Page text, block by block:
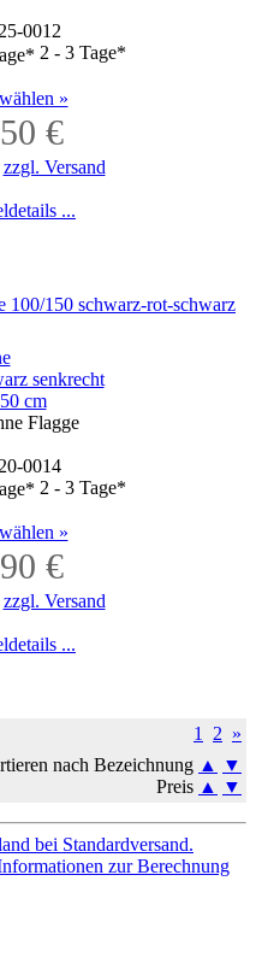
0012
2 - 3 Tage*
»
€
zzgl. Versand
...
senkrecht
cm
Flagge
0014
2 - 3 Tage*
»
€
zzgl. Versand
...
1 2 »
nach Bezeichnung ▲
▼
Preis ▲ ▼
bei Standardversand.
zur Berechnung